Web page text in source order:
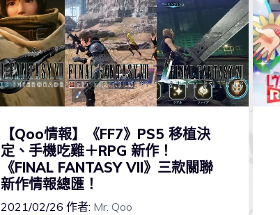
【Qoo情報】《FF7》PS5 移植決
定、手機吃雞＋RPG 新作！
《FINAL FANTASY VII》三款關聯
新作情報總匯！
2021/02/26 作者: Mr. Qoo